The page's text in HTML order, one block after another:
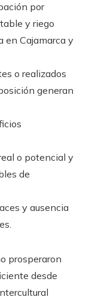
por
y riego
en Cajamarca y
o realizados
generan
o potencial y
de
y ausencia
prosperaron
desde